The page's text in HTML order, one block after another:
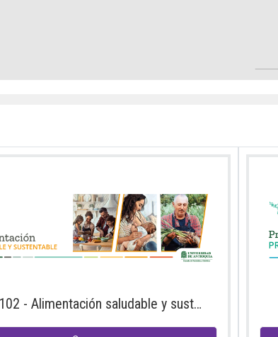
8009102 - Alimentación saludable y sustentable 2026-2